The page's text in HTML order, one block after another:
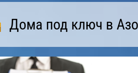
Дома под ключ в